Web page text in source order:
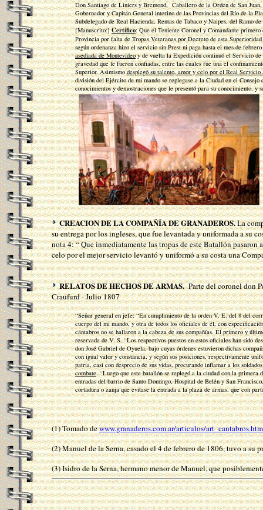
Don Santiago de Liniers y Bremond, Caballero de la Orden de San
Gobernador y Capitán General interino de las Provincias del Río de la
Subdelegado de Real Hacienda, Rentas de Tabaco y Naipes, del Ramo
[Manuscrito:]Certifico: Que el Teniente Coronel y Comandante
Provincia por falta de Tropas Veteranas por Decreto de esta
según ordenanza hizo el servicio sin Prest ni paga hasta el mes de
asediada de Montevideoy de vuelta la Expedición continuó el Servicio de
gravedad que le fueron confiadas, entre las cuales fue una el
Superior. Asimismodesplegó su talento, amor y celo por el Real
división del Ejército de mi mando se replegase a la Ciudad en el
conocimientos y demostraciones que le presentó para su conocimiento,
CREACION DE LA COMPAÑÍA DE GRANADEROS.La
su entrega por los ingleses, que fue levantada y uniformada a su
nota 4: “ Que inmediatamente las tropas de este Batallón
celo por el mejor servicio levantó y uniformó a su costa una
RELATOS DE HECHOS DE ARMAS. Parte del coronel don
Craufurd - Julio 1807
“Señor general en jefe: “En cumplimiento de la orden V. E. del 8 del
cuerpo del mi mando, y otra de todos los oficiales de él, con
cántabros no se hallaron a la cabeza de sus compañías. El primero y
reservada de V. S. “Los respectivos puestos en estos oficiales han sido
don José Gabriel de Oyuela, bajo cuyas órdenes estuvieron dichas
con igual valor y constancia, y según sus posiciones, respectivamente
patria, casi con desprecio de sus vidas, procurando inflamar a los
combate. “Luego que este batallón se replegó a la ciudad con la
entradas del barrio de Santo Domingo, Hospital de Belén y San
cortadura o zanja que evitase la entrada a la plaza de armas, que con
(1) Tomado dewww.granaderos.com.ar/articulos/art_cantabros.htm
(2) Manuel de la Serna, casado el 4 de febrero de 1806, tuvo a
(3) Isidro de la Serna, hermano menor de Manuel, que